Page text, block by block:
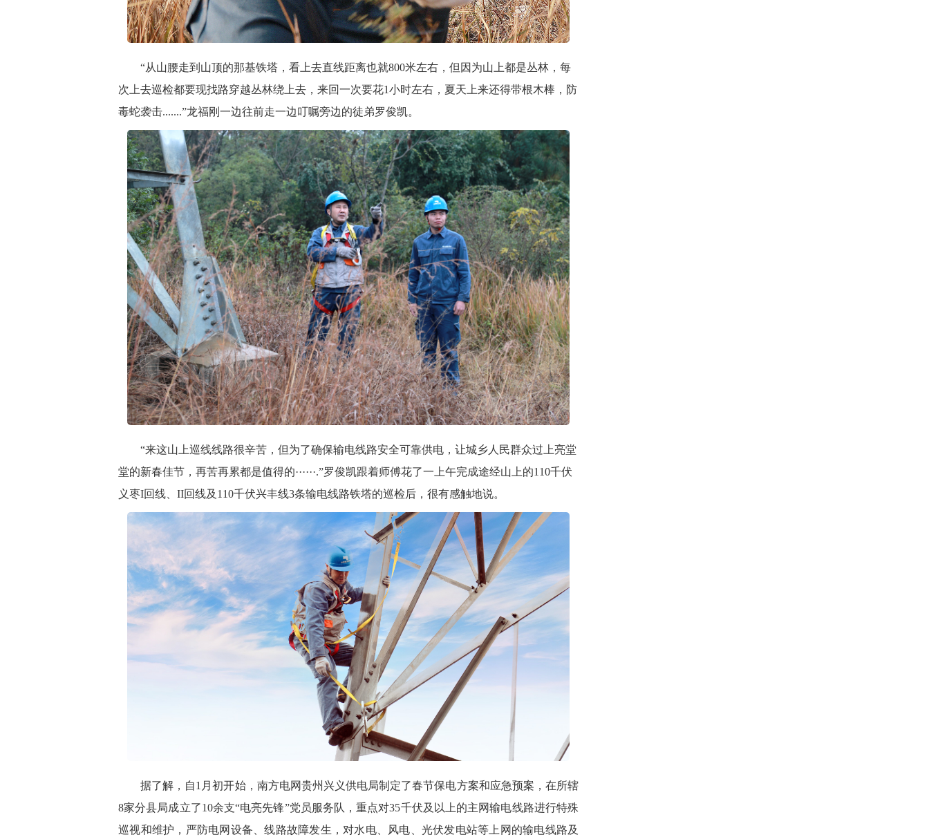
“从山腰走到山顶的那基铁塔，看上去直线距离也就800米左右，但因为山上都是丛林，每
次上去巡检都要现找路穿越丛林绕上去，来回一次要花1小时左右，夏天上来还得带根木棒，防
毒蛇袭击.......”龙福刚一边往前走一边叮嘱旁边的徒弟罗俊凯。
“来这山上巡线线路很辛苦，但为了确保输电线路安全可靠供电，让城乡人民群众过上亮堂
堂的新春佳节，再苦再累都是值得的······.”罗俊凯跟着师傅花了一上午完成途经山上的110千伏
义枣I回线、II回线及110千伏兴丰线3条输电线路铁塔的巡检后，很有感触地说。
据了解，自1月初开始，南方电网贵州兴义供电局制定了春节保电方案和应急预案，在所辖
8家分县局成立了10余支“电亮先锋”党员服务队，重点对35千伏及以上的主网输电线路进行特殊
巡视和维护，严防电网设备、线路故障发生，对水电、风电、光伏发电站等上网的输电线路及